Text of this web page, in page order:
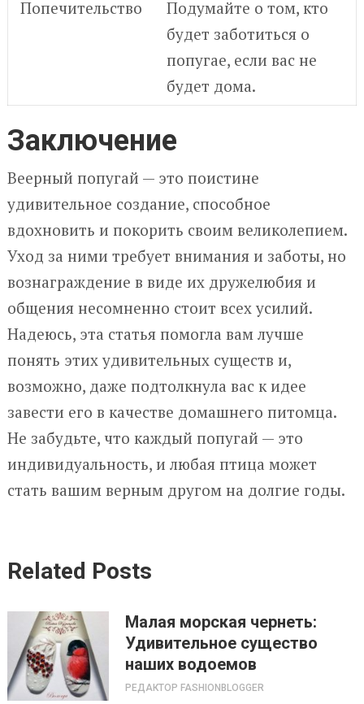
Попечительство
Подумайте о том, кто
будет заботиться о
попугае, если вас не
будет дома.
Заключение
Веерный попугай — это поистине
удивительное создание, способное
вдохновить и покорить своим великолепием.
Уход за ними требует внимания и заботы, но
вознаграждение в виде их дружелюбия и
общения несомненно стоит всех усилий.
Надеюсь, эта статья помогла вам лучше
понять этих удивительных существ и,
возможно, даже подтолкнула вас к идее
завести его в качестве домашнего питомца.
Не забудьте, что каждый попугай — это
индивидуальность, и любая птица может
стать вашим верным другом на долгие годы.
Related Posts
Малая морская чернеть:
Удивительное существо
наших водоемов
РЕДАКТОР FASHIONBLOGGER